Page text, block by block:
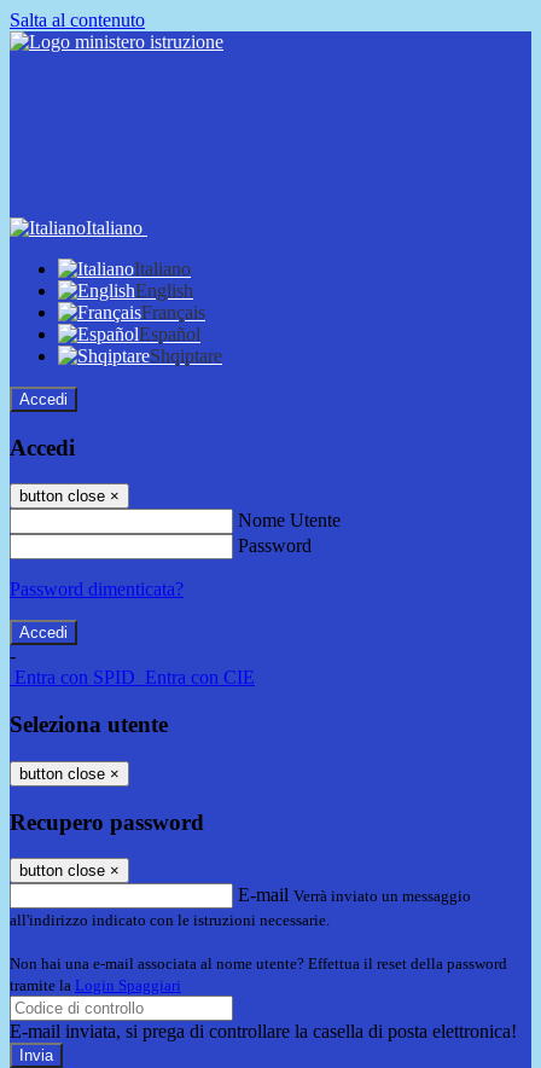
Salta al contenuto
Italiano
Italiano
English
Français
Español
Shqiptare
Accedi
Accedi
button close ×
Nome Utente
Password
Password dimenticata?
-
Entra con SPID Entra con CIE
Seleziona utente
button close ×
Recupero password
button close ×
E-mail Verrà inviato un messaggio
all'indirizzo indicato con le istruzioni necessarie.
Non hai una e-mail associata al nome utente? Effettua il reset della password
tramite la Login Spaggiari
E-mail inviata, si prega di controllare la casella di posta elettronica!